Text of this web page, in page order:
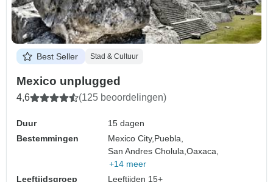
Best Seller Stad & Cultuur
Mexico unplugged
4,6 (125 beoordelingen)
Duur
15 dagen
Bestemmingen
Mexico City, Puebla,
San Andres Cholula,Oaxaca,
+14 meer
Leeftijdsgroep
Leeftijden 15+